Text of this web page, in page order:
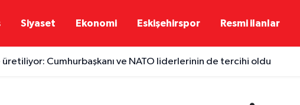
Siyaset Ekonomi Eskişehirspor Resmi ilanlar
üretiliyor: Cumhurbaşkanı ve NATO liderlerinin de tercihi oldu